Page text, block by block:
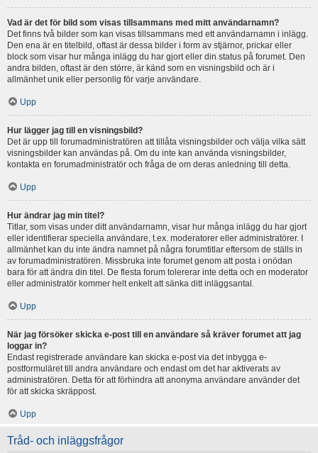
Vad är det för bild som visas tillsammans med mitt användarnamn?
Det finns två bilder som kan visas tillsammans med ett användarnamn i inlägg.
Den ena är en titelbild, oftast är dessa bilder i form av stjärnor, prickar eller
block som visar hur många inlägg du har gjort eller din status på forumet. Den
andra bilden, oftast är den större, är känd som en visningsbild och är i
allmänhet unik eller personlig för varje användare.
Upp
Hur lägger jag till en visningsbild?
Det är upp till forumadministratören att tillåta visningsbilder och välja vilka sätt
visningsbilder kan användas på. Om du inte kan använda visningsbilder,
kontakta en forumadministratör och fråga de om deras anledning till detta.
Upp
Hur ändrar jag min titel?
Titlar, som visas under ditt användarnamn, visar hur många inlägg du har gjort
eller identifierar speciella användare, t.ex. moderatorer eller administratörer. I
allmänhet kan du inte ändra namnet på några forumtitlar eftersom de ställs in
av forumadministratören. Missbruka inte forumet genom att posta i onödan
bara för att ändra din titel. De flesta forum tolererar inte detta och en moderator
eller administratör kommer helt enkelt att sänka ditt inläggsantal.
Upp
När jag försöker skicka e-post till en användare så kräver forumet att jag
loggar in?
Endast registrerade användare kan skicka e-post via det inbygga e-
postformuläret till andra användare och endast om det har aktiverats av
administratören. Detta för att förhindra att anonyma användare använder det
för att skicka skräppost.
Upp
Tråd- och inläggsfrågor